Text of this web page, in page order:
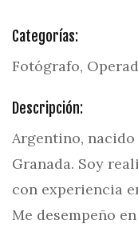
Categorías:
Fotógrafo,
Descripción:
Argentino,
Granada. Soy
con experiencia
Me desempeño